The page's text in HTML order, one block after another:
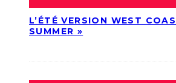
L’ÉTÉ VERSION WEST
SUMMER »